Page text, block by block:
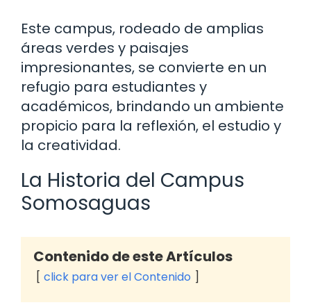
Este campus, rodeado de amplias
áreas verdes y paisajes
impresionantes, se convierte en un
refugio para estudiantes y
académicos, brindando un ambiente
propicio para la reflexión, el estudio y
la creatividad.
La Historia del Campus
Somosaguas
Contenido de este Artículos
click para ver el Contenido